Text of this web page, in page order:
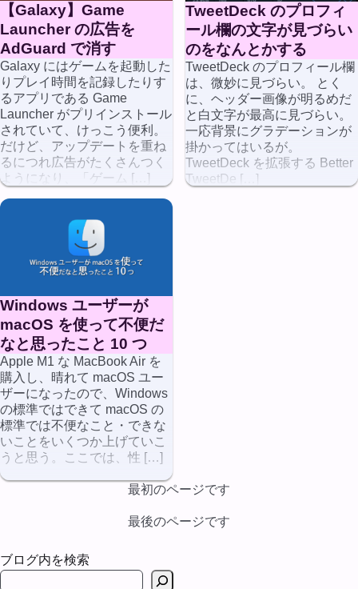
【Galaxy】Game
Launcher の広告を
AdGuard で消す
Galaxy にはゲームを起動した
りプレイ時間を記録したりす
るアプリである Game
Launcher がプリインストール
されていて、けっこう便利。
だけど、アップデートを重ね
るにつれ広告がたくさんつく
ようになり、「ゲーム […]
TweetDeck のプロフィ
ール欄の文字が見づらい
のをなんとかする
TweetDeck のプロフィール欄
は、微妙に見づらい。 とく
に、ヘッダー画像が明るめだ
と白文字が最高に見づらい。
一応背景にグラデーションが
掛かってはいるが。
TweetDeck を拡張する Better
TweetDe […]
Windows ユーザーが
macOS を使って不便だ
なと思ったこと 10 つ
Apple M1 な MacBook Air を
購入し、晴れて macOS ユー
ザーになったので、Windows
の標準ではできて macOS の
標準では不便なこと・できな
いことをいくつか上げていこ
うと思う。ここでは、性 […]
最初のページです
最後のページです
ブログ内を検索